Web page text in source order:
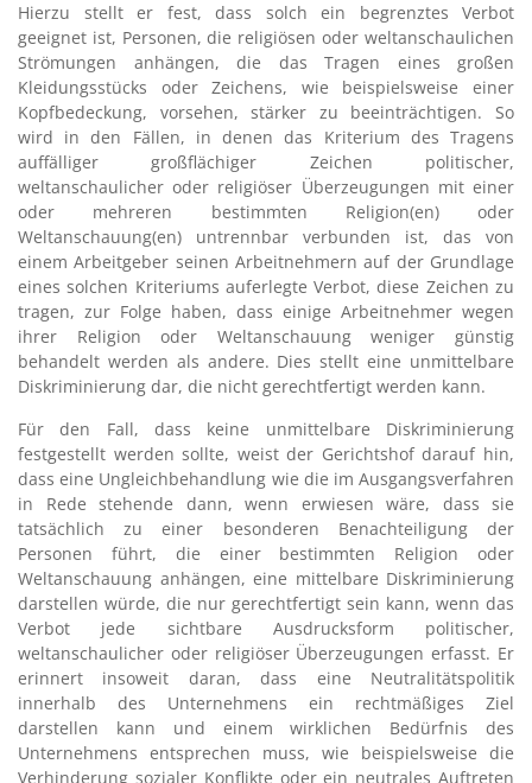
Hierzu stellt er fest, dass solch ein begrenztes Verbot
geeignet ist, Personen, die religiösen oder weltanschaulichen
Strömungen anhängen, die das Tragen eines großen
Kleidungsstücks oder Zeichens, wie beispielsweise einer
Kopfbedeckung, vorsehen, stärker zu beeinträchtigen. So
wird in den Fällen, in denen das Kriterium des Tragens
auffälliger großflächiger Zeichen politischer,
weltanschaulicher oder religiöser Überzeugungen mit einer
oder mehreren bestimmten Religion(en) oder
Weltanschauung(en) untrennbar verbunden ist, das von
einem Arbeitgeber seinen Arbeitnehmern auf der Grundlage
eines solchen Kriteriums auferlegte Verbot, diese Zeichen zu
tragen, zur Folge haben, dass einige Arbeitnehmer wegen
ihrer Religion oder Weltanschauung weniger günstig
behandelt werden als andere. Dies stellt eine unmittelbare
Diskriminierung dar, die nicht gerechtfertigt werden kann.
Für den Fall, dass keine unmittelbare Diskriminierung
festgestellt werden sollte, weist der Gerichtshof darauf hin,
dass eine Ungleichbehandlung wie die im Ausgangsverfahren
in Rede stehende dann, wenn erwiesen wäre, dass sie
tatsächlich zu einer besonderen Benachteiligung der
Personen führt, die einer bestimmten Religion oder
Weltanschauung anhängen, eine mittelbare Diskriminierung
darstellen würde, die nur gerechtfertigt sein kann, wenn das
Verbot jede sichtbare Ausdrucksform politischer,
weltanschaulicher oder religiöser Überzeugungen erfasst. Er
erinnert insoweit daran, dass eine Neutralitätspolitik
innerhalb des Unternehmens ein rechtmäßiges Ziel
darstellen kann und einem wirklichen Bedürfnis des
Unternehmens entsprechen muss, wie beispielsweise die
Verhinderung sozialer Konflikte oder ein neutrales Auftreten